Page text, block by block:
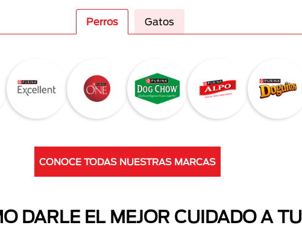
Perros Gatos
CONOCE TODAS NUESTRAS MARCAS
DARLE EL MEJOR CUIDADO A